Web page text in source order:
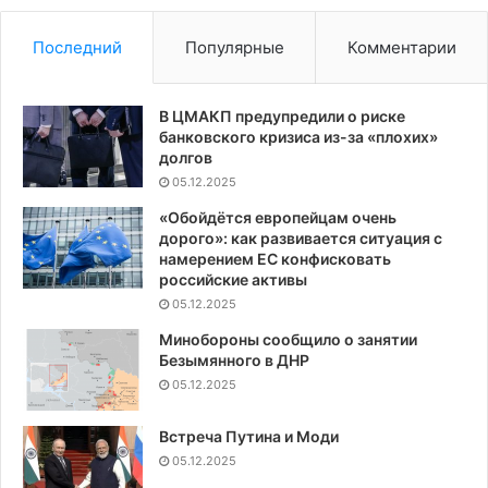
Последний Популярные Комментарии
В ЦМАКП предупредили о риске
банковского кризиса из-за «плохих»
долгов
05.12.2025
«Обойдётся европейцам очень
дорого»: как развивается ситуация с
намерением ЕС конфисковать
российские активы
05.12.2025
Минобороны сообщило о занятии
Безымянного в ДНР
05.12.2025
Встреча Путина и Моди
05.12.2025